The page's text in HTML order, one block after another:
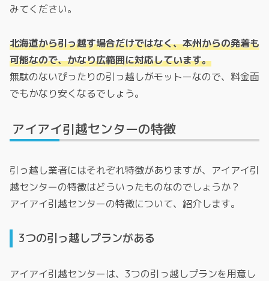
みてください。
北海道から引っ越す場合だけではなく、本州からの発着も
可能なので、かなり広範囲に対応しています。
無駄のないぴったりの引っ越しがモットーなので、料金面
でもかなり安くなるでしょう。
アイアイ引越センターの特徴
引っ越し業者にはそれぞれ特徴がありますが、アイアイ引
越センターの特徴はどういったものなのでしょうか？
アイアイ引越センターの特徴について、紹介します。
3つの引っ越しプランがある
アイアイ引越センターは、3つの引っ越しプランを用意し